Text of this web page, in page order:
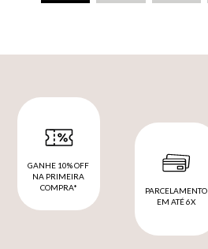
GANHE 10% OFF
NA PRIMEIRA
COMPRA*
PARCELAMENTO
EM ATÉ 6X